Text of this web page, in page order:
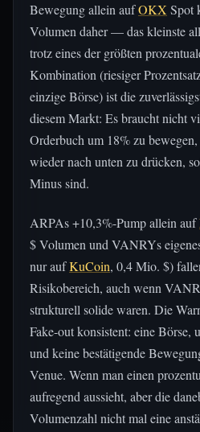
Bewegung allein aufOKX Spot
Volumen daher — das kleinste
trotz eines der größten
Kombination (riesiger
einzige Börse) ist die
diesem Markt: Es braucht nicht
Orderbuch um 18% zu
wieder nach unten zu drücken,
Minus sind.
ARPAs +10,3%-Pump allein auf
$ Volumen und VANRYs
nur aufKuCoin, 0,4 Mio. $)
Risikobereich, auch wenn
strukturell solide waren. Die
Fake-out konsistent: eine Börse,
und keine bestätigende
Venue. Wenn man einen
aufregend aussieht, aber die
Volumenzahl nicht mal eine